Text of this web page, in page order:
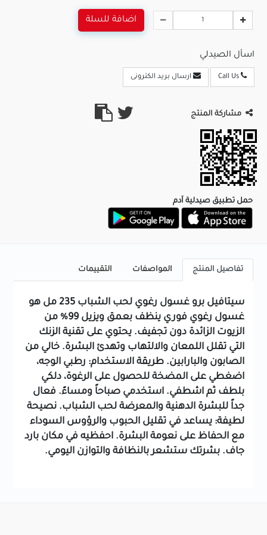
اضافة للسلة
اسأل الصيدلي
ارسال بريد الكترونى
مشاركة المنتج
حمل تطبيق صيدلية آدم
تفاصيل المنتج المواصفات التقييمات
سيتافيل برو غسول رغوي لحب الشباب 235 مل هو
غسول رغوي فوري ينظف بعمق ويزيل 99% من
الزيوت الزائدة دون تجفيف. يحتوي على تقنية الزنك
التي تقلل اللمعان والالتهاب وتهدئ البشرة. خالي من
الصابون والبارابين. طريقة الاستخدام: رطبي الوجه،
اضغطي على المضخة للحصول على الرغوة، دلكي
بلطف ثم اشطفي. استخدمي صباحاً ومساءً. فعال
جداً للبشرة الدهنية والمعرضة لحب الشباب. نصيحة
لطيفة: يساعد في تقليل الحبوب والرؤوس السوداء
مع الحفاظ على نعومة البشرة. احفظيه في مكان بارد
جاف. بشرتك ستشعر بالنظافة والتوازن اليومي.